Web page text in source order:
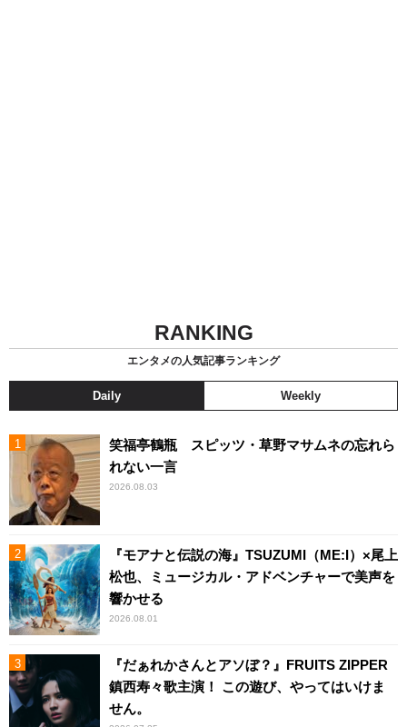
RANKING
エンタメの人気記事ランキング
Daily Weekly
笑福亭鶴瓶 スピッツ・草野マサムネの忘れら
れない一言
2026.08.03
『モアナと伝説の海』TSUZUMI（ME:I）×尾上
松也、ミュージカル・アドベンチャーで美声を
響かせる
2026.08.01
『だぁれかさんとアソぼ？』FRUITS ZIPPER
鎮西寿々歌主演！ この遊び、やってはいけま
せん。